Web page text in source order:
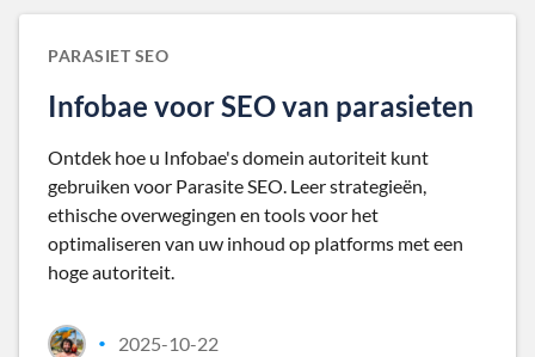
PARASIET SEO
Infobae voor SEO van parasieten
Ontdek hoe u Infobae's domein autoriteit kunt
gebruiken voor Parasite SEO. Leer strategieën,
ethische overwegingen en tools voor het
optimaliseren van uw inhoud op platforms met een
hoge autoriteit.
• 2025-10-22